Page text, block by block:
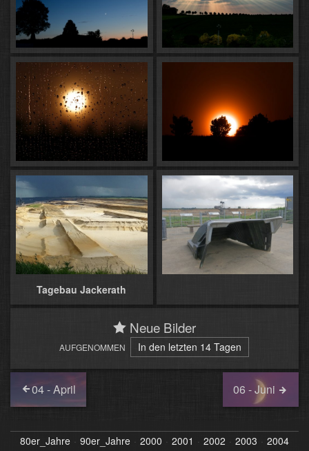
Tagebau Jackerath
Neue Bilder
AUFGENOMMEN In den letzten 14 Tagen
04 - April 06 - Juni
80er_Jahre 90er_Jahre 2000 2001 2002 2003 2004